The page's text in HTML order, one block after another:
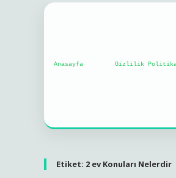
Anasayfa Gizlilik
Etiket: 2 ev Konuları Nelerdir